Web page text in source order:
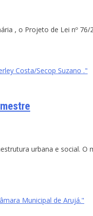
, o Projeto de Lei nº
Costa/Secop Suzano ."
urbana e social.
Municipal de Arujá."